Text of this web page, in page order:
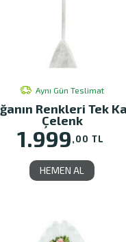
Aynı Gün Teslimat
Renkleri Tek
Çelenk
1.999,00 TL
HEMEN AL